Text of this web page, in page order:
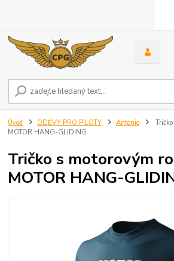
Úvod ODĚVY PRO PILOTY Antonio
MOTOR HANG-GLIDING
Tričko s motorovým
MOTOR HANG-